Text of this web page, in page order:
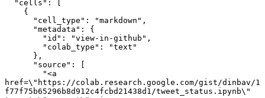
  "cells": [
    {
      "cell_type": "markdown",
      "metadata": {
        "id": "view-in-github",
        "colab_type": "text"
      },
      "source": [
href=\"https://colab.research.google.com/gist/dinbav/1
f77f75b65296b8d912c4fcbd21438d1/tweet_status.ipynb\"